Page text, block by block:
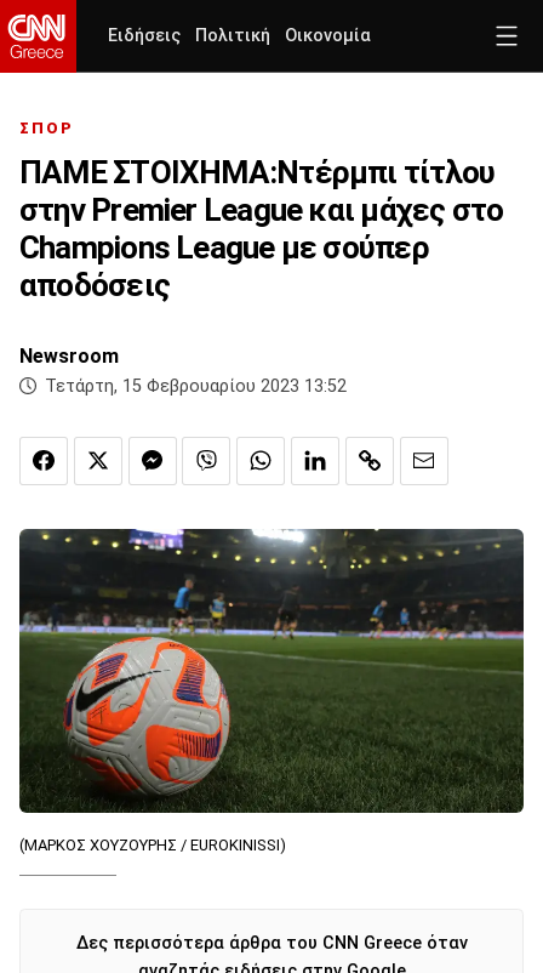
Ειδήσεις Πολιτική Οικονομία
ΣΠΟΡ
ΠΑΜΕ ΣΤΟΙΧΗΜΑ:Ντέρμπι τίτλου
στην Premier League και μάχες στο
Champions League με σούπερ
αποδόσεις
Newsroom
Τετάρτη, 15 Φεβρουαρίου 2023 13:52
(ΜΑΡΚΟΣ ΧΟΥΖΟΥΡΗΣ / EUROKINISSI)
Δες περισσότερα άρθρα του CNN Greece όταν